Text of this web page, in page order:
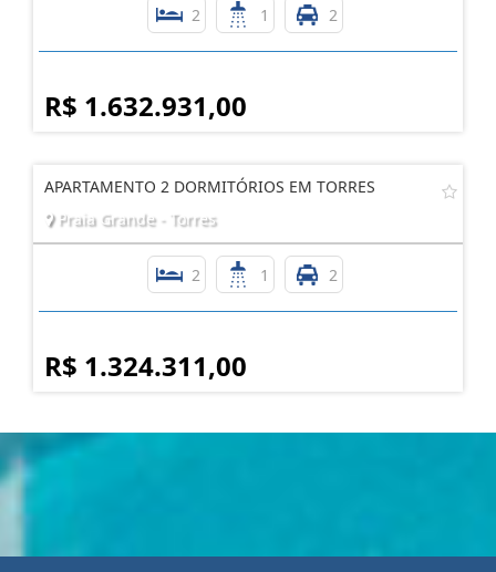
2 1 2
R$ 1.632.931,00
APARTAMENTO 2 DORMITÓRIOS EM TORRES
Praia Grande - Torres
2 1 2
R$ 1.324.311,00